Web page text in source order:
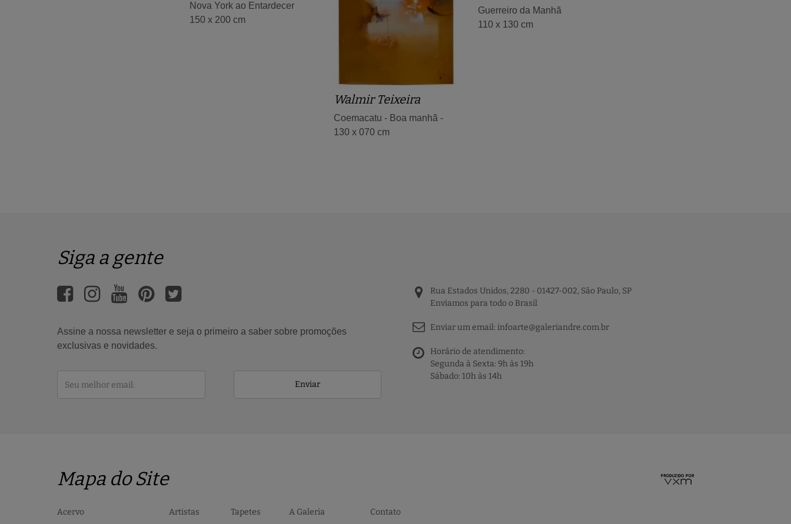
Walmir Teixeira
Coemacatu - Boa manhã -
130 x 070 cm
Nova York ao Entardecer
150 x 200 cm
Guerreiro da Manhã
110 x 130 cm
Siga a gente
Assine a nossa newsletter e seja o primeiro a saber sobre promoções
exclusivas e novidades.
Enviar
Rua Estados Unidos, 2280 - 01427-002, São Paulo, SP
Enviamos para todo o Brasil
Enviar um email: infoarte@galeriandre.com.br
Horário de atendimento:
Segunda à Sexta: 9h às 19h
Sábado: 10h às 14h
Mapa do Site
Acervo
Artistas
Tapetes
A Galeria
Contato